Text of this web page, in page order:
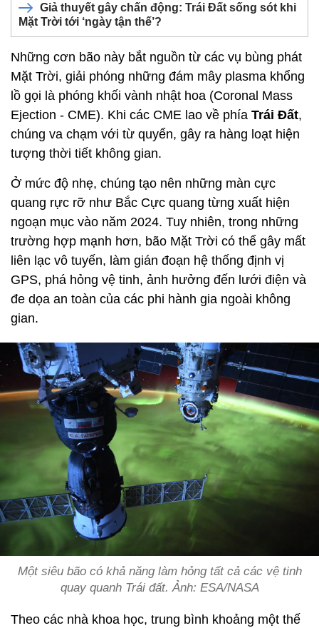
Giả thuyết gây chấn động: Trái Đất sống sót khi
Mặt Trời tới ‘ngày tận thế’?
Những cơn bão này bắt nguồn từ các vụ bùng phát
Mặt Trời, giải phóng những đám mây plasma khổng
lồ gọi là phóng khối vành nhật hoa (Coronal Mass
Ejection - CME). Khi các CME lao về phía Trái Đất,
chúng va chạm với từ quyển, gây ra hàng loạt hiện
tượng thời tiết không gian.
Ở mức độ nhẹ, chúng tạo nên những màn cực
quang rực rỡ như Bắc Cực quang từng xuất hiện
ngoạn mục vào năm 2024. Tuy nhiên, trong những
trường hợp mạnh hơn, bão Mặt Trời có thể gây mất
liên lạc vô tuyến, làm gián đoạn hệ thống định vị
GPS, phá hỏng vệ tinh, ảnh hưởng đến lưới điện và
đe dọa an toàn của các phi hành gia ngoài không
gian.
Một siêu bão có khả năng làm hỏng tất cả các vệ tinh
quay quanh Trái đất. Ảnh: ESA/NASA
Theo các nhà khoa học, trung bình khoảng một thế